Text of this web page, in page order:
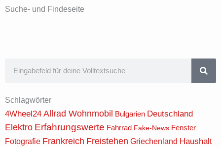
Suche- und Findeseite
h
e
Schlagwörter
4Wheel24 Allrad Wohnmobil Bulgarien Deutschland
Elektro Erfahrungswerte Fahrrad Fake-News Fenster
Fotografie Frankreich Freistehen Griechenland Haushalt